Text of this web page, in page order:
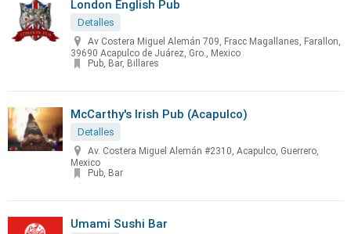
London English Pub
Detalles
Av Costera Miguel Alemán 709, Fracc Magallanes, Farallon,
39690 Acapulco de Juárez, Gro., Mexico
Pub, Bar, Billares
McCarthy's Irish Pub (Acapulco)
Detalles
Av. Costera Miguel Alemán #2310, Acapulco, Guerrero,
Mexico
Pub, Bar
Umami Sushi Bar